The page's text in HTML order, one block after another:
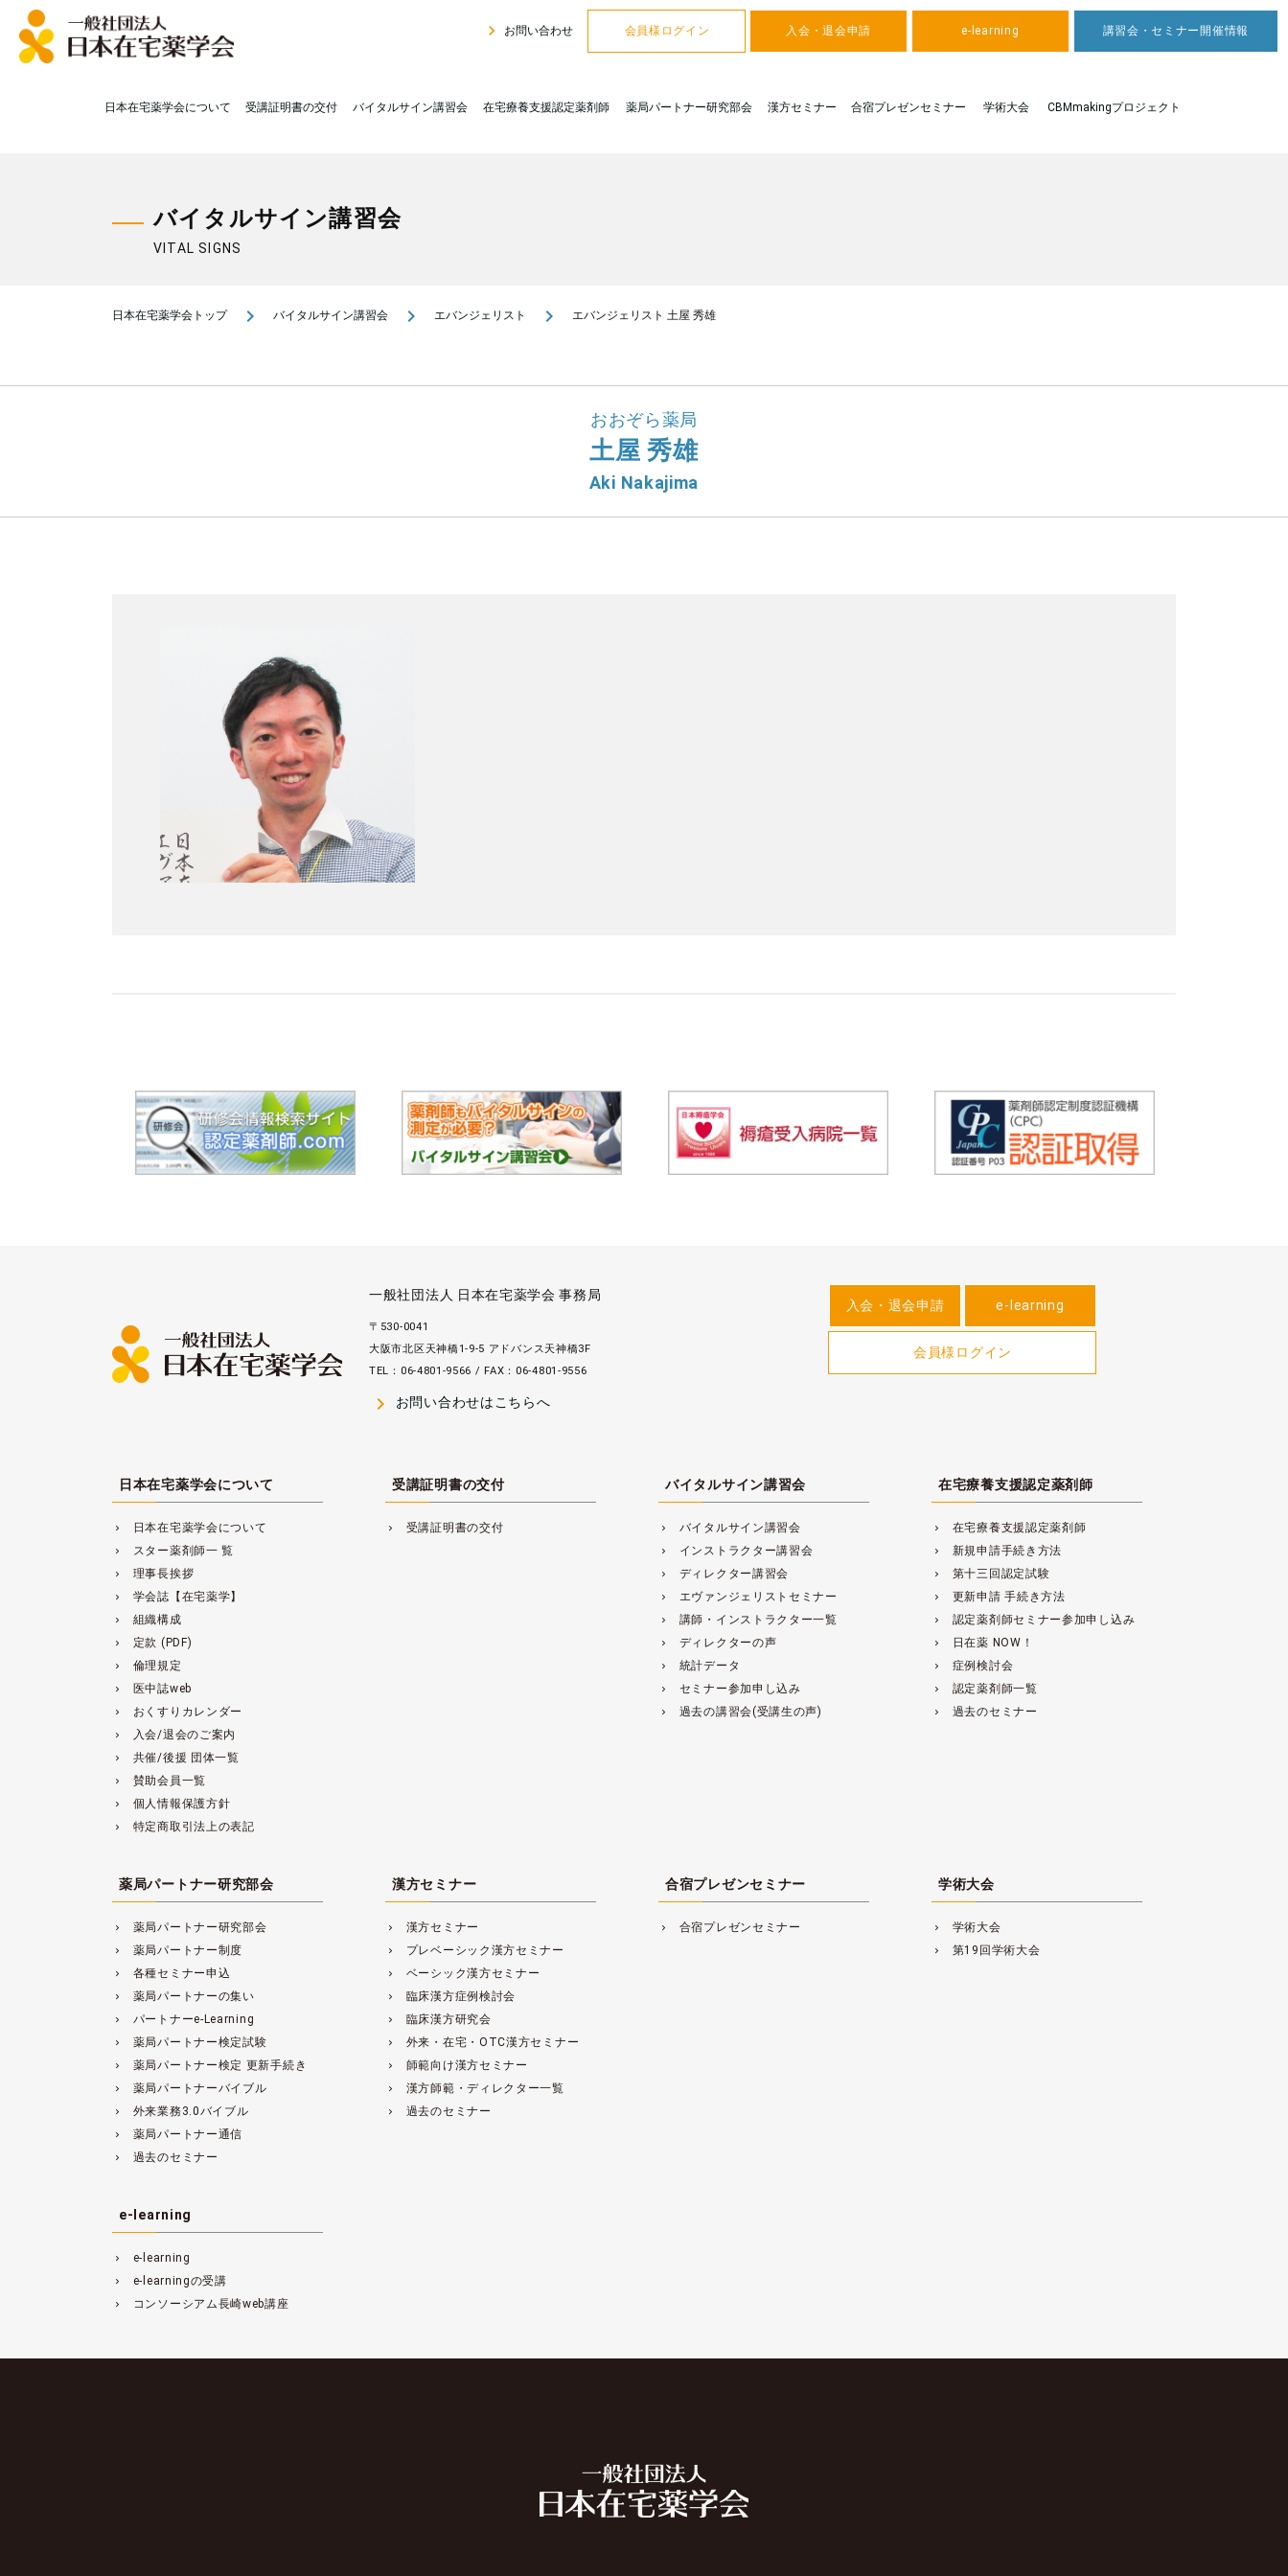
navigate_next お問い合わせ 会員様ログイン 入会・退会申請 e-learning 講習会・セミナー開催情報
日本在宅薬学会について 受講証明書の交付 バイタルサイン講習会 在宅療養支援認定薬剤師 薬局パートナー研究部会 漢方セミナー 合宿プレゼンセミナー 学術大会 CBMmakingプロジェクト
バイタルサイン講習会
VITAL SIGNS
日本在宅薬学会トップ navigate_next バイタルサイン講習会 navigate_next エバンジェリスト navigate_next エバンジェリスト 土屋 秀雄
おおぞら薬局
土屋 秀雄
Aki Nakajima
一般社団法人 日本在宅薬学会 事務局
〒530-0041
大阪市北区天神橋1-9-5 アドバンス天神橋3F
TEL：06-4801-9566 / FAX：06-4801-9556
navigate_next お問い合わせはこちらへ
入会・退会申請 e-learning
会員様ログイン
日本在宅薬学会について
navigate_next 日本在宅薬学会について
navigate_next スター薬剤師一 覧
navigate_next 理事長挨拶
navigate_next 学会誌【在宅薬学】
navigate_next 組織構成
navigate_next 定款 (PDF)
navigate_next 倫理規定
navigate_next 医中誌web
navigate_next おくすりカレンダー
navigate_next 入会/退会のご案内
navigate_next 共催/後援 団体一覧
navigate_next 賛助会員一覧
navigate_next 個人情報保護方針
navigate_next 特定商取引法上の表記
受講証明書の交付
navigate_next 受講証明書の交付
バイタルサイン講習会
navigate_next バイタルサイン講習会
navigate_next インストラクター講習会
navigate_next ディレクター講習会
navigate_next エヴァンジェリストセミナー
navigate_next 講師・インストラクター一覧
navigate_next ディレクターの声
navigate_next 統計データ
navigate_next セミナー参加申し込み
navigate_next 過去の講習会(受講生の声)
在宅療養支援認定薬剤師
navigate_next 在宅療養支援認定薬剤師
navigate_next 新規申請手続き方法
navigate_next 第十三回認定試験
navigate_next 更新申請 手続き方法
navigate_next 認定薬剤師セミナー参加申し込み
navigate_next 日在薬 NOW！
navigate_next 症例検討会
navigate_next 認定薬剤師一覧
navigate_next 過去のセミナー
薬局パートナー研究部会
navigate_next 薬局パートナー研究部会
navigate_next 薬局パートナー制度
navigate_next 各種セミナー申込
navigate_next 薬局パートナーの集い
navigate_next パートナーe-Learning
navigate_next 薬局パートナー検定試験
navigate_next 薬局パートナー検定 更新手続き
navigate_next 薬局パートナーバイブル
navigate_next 外来業務3.0バイブル
navigate_next 薬局パートナー通信
navigate_next 過去のセミナー
漢方セミナー
navigate_next 漢方セミナー
navigate_next プレベーシック漢方セミナー
navigate_next ベーシック漢方セミナー
navigate_next 臨床漢方症例検討会
navigate_next 臨床漢方研究会
navigate_next 外来・在宅・OTC漢方セミナー
navigate_next 師範向け漢方セミナー
navigate_next 漢方師範・ディレクター一覧
navigate_next 過去のセミナー
合宿プレゼンセミナー
navigate_next 合宿プレゼンセミナー
学術大会
navigate_next 学術大会
navigate_next 第19回学術大会
e-learning
navigate_next e-learning
navigate_next e-learningの受講
navigate_next コンソーシアム長崎web講座